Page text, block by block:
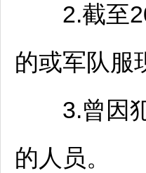
2.截至
的或军队服
3.曾因犯
的人员。